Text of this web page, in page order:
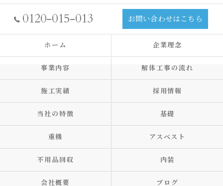
0120-015-013 お問い合わせはこちら
ホーム 企業理念
事業内容 解体工事の流れ
施工実績 採用情報
当社の特徴 基礎
重機 アスベスト
不用品回収 内装
会社概要 ブログ